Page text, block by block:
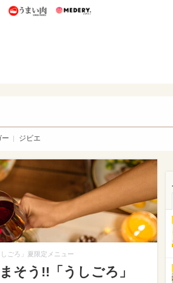
うまいパン うまい肉
ー ジビエ
ごろ」夏限定メニュー
そう!!「うしごろ」